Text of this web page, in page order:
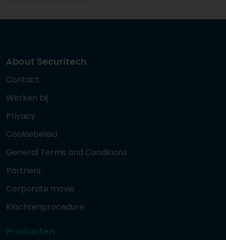
About Securitech
Contact
Werken bij
Privacy
Cookiebeleid
General Terms and Conditions
Partners
Corporate movie
Klachtenprocedure
Producten